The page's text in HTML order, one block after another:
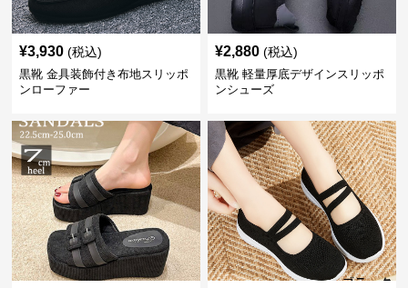
¥3,930 (税込)
黒靴 金具装飾付き布地スリッポ
ンローファー
¥2,880 (税込)
黒靴 軽量厚底デザインスリッポ
ンシューズ